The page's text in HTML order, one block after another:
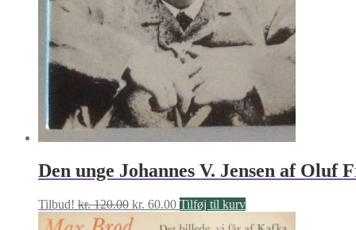
Den unge Johannes V. Jensen af Oluf
Tilbud! kr.120.00 Den
oprindelige
kr. 60.00Den
Tilføj til kurv